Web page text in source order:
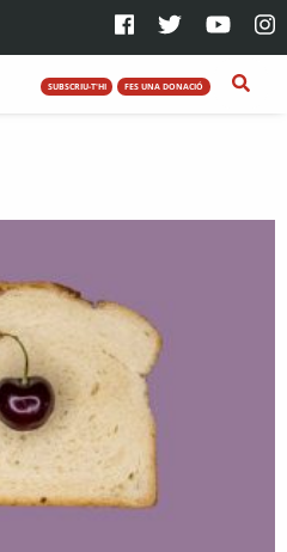
SUBSCRIU-T'HI FES UNA DONACIÓ